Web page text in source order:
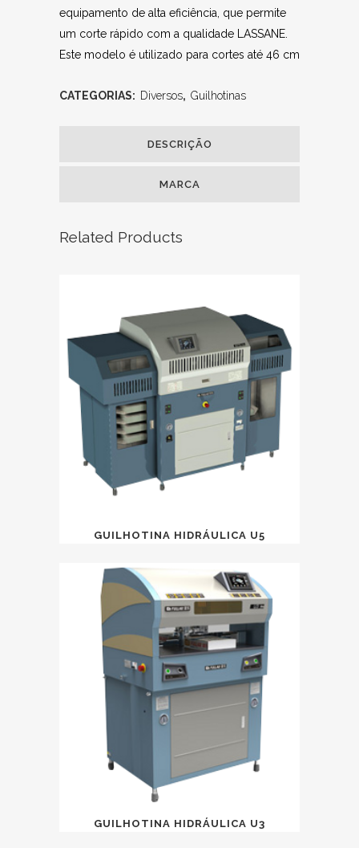
equipamento de alta eficiência, que permite
um corte rápido com a qualidade LASSANE.
Este modelo é utilizado para cortes até 46 cm
CATEGORIAS: Diversos, Guilhotinas
DESCRIÇÃO
MARCA
Related Products
GUILHOTINA HIDRÁULICA U5
GUILHOTINA HIDRÁULICA U3